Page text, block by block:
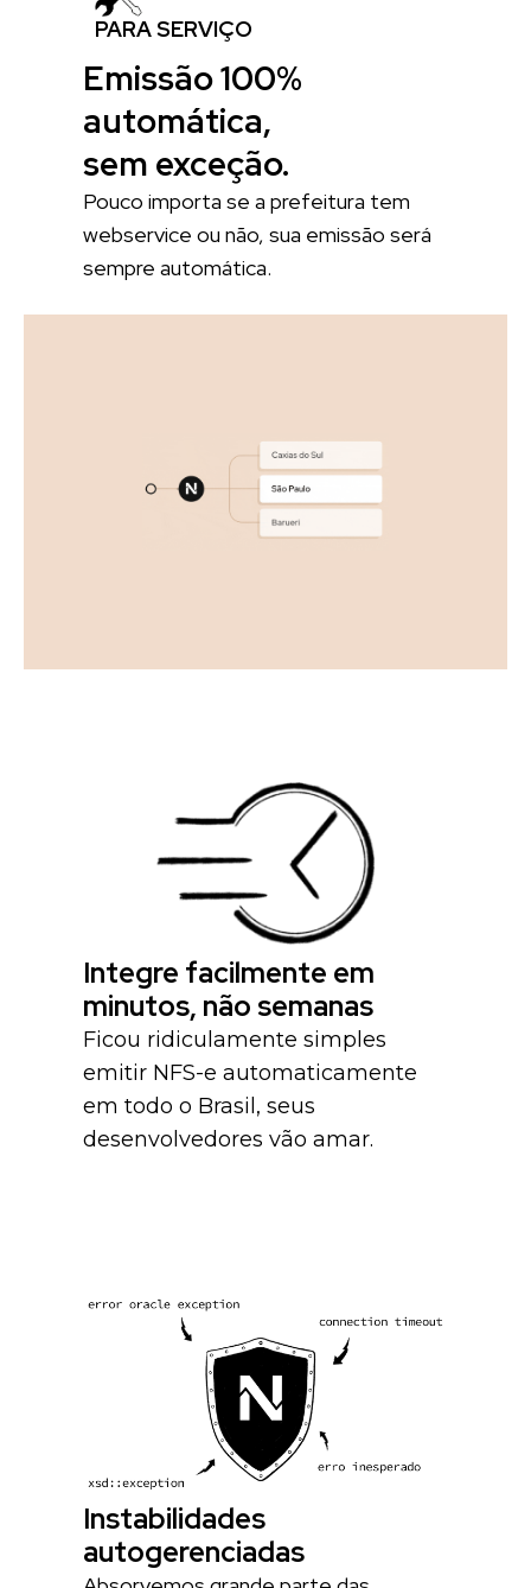
PARA SERVIÇO
Emissão 100%
automática,
sem exceção.
Pouco importa se a prefeitura tem
webservice ou não, sua emissão será
sempre automática.
Integre facilmente em
minutos, não semanas
Ficou ridiculamente simples
emitir NFS-e automaticamente
em todo o Brasil, seus
desenvolvedores vão amar.
Instabilidades
autogerenciadas